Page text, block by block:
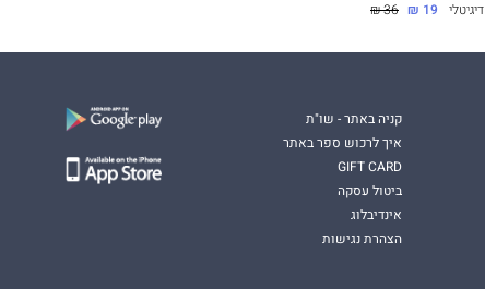
דיגיטלי 19 ₪
36 ₪
קניה באתר - שו"ת
איך לרכוש ספר באתר
GIFT CARD
ביטול עסקה
אינדיבלוג
הצהרת נגישות